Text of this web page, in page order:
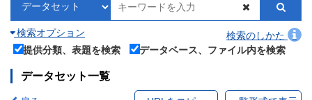
検索オプション
検索のしかた
提供分類、表題を検索
データベース、ファイル内を検索
データセット一覧